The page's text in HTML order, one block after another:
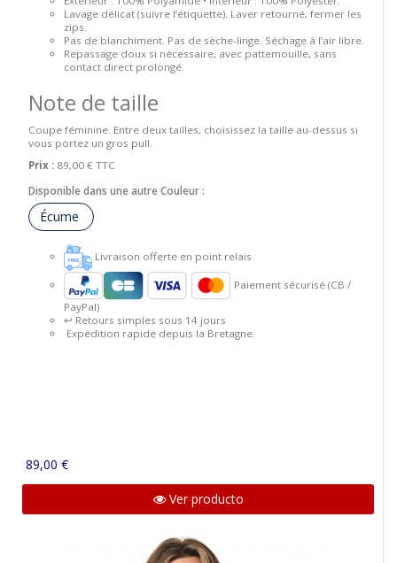
Lavage délicat (suivre l’étiquette). Laver retourné, fermer les
zips.
Pas de blanchiment. Pas de sèche-linge. Séchage à l’air libre.
Repassage doux si nécessaire, avec pattemouille, sans
contact direct prolongé.
Note de taille
Coupe féminine. Entre deux tailles, choisissez la taille au-dessus si
vous portez un gros pull.
Prix : 89,00 € TTC
Disponible dans une autre Couleur :
Écume
Livraison offerte en point relais
Paiement sécurisé (CB /
PayPal)
↩️ Retours simples sous 14 jours
Expédition rapide depuis la Bretagne.
89,00 €
Ver producto